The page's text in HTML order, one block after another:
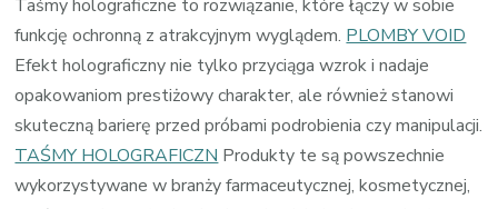
Taśmy holograficzne to rozwiązanie, które łączy w sobie
funkcję ochronną z atrakcyjnym wyglądem. PLOMBY VOID
Efekt holograficzny nie tylko przyciąga wzrok i nadaje
opakowaniom prestiżowy charakter, ale również stanowi
skuteczną barierę przed próbami podrobienia czy manipulacji.
TAŚMY HOLOGRAFICZN Produkty te są powszechnie
wykorzystywane w branży farmaceutycznej, kosmetycznej,